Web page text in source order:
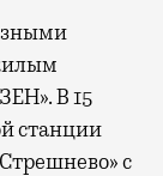
В 15
станции
с